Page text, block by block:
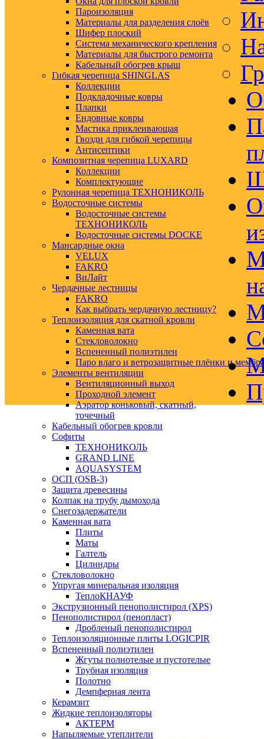
Пароизоляция
Материалы для разделения слоёв
Шифер плоский
Система механического крепления
Материалы для быстрого ремонта
Кабельный обогрев крыш
Гибкая черепица SHINGLAS
Коллекции
Подкладочные ковры
Планки
Ендовные ковры
Мастика приклеивающая
Гвозди для гибкой черепицы
Антисептики
Композитная черепица LUXARD
Коллекции
Комплектующие
Рулонная черепица ТЕХНОНИКОЛЬ
Водосточные системы
Водосточные системы
ТЕХНОНИКОЛЬ
Водосточные системы DOCKE
Мансардные окна
VELUX
FAKRO
ВиЛайт
Чердачные лестницы
FAKRO
Как выбрать чердачную лестницу?
Теплоизоляция для скатной кровли
Каменная вата
Стекловолокно
Вспененный полиэтилен
Паро влаго и ветрозащитные плёнки и
Элементы вентиляции
Вентиляционный выход
Проходной элемент
Аэратор коньковый, скатный,
точечный
Кабельный обогрев кровли
Софиты
ТЕХНОНИКОЛЬ
GRAND LINE
AQUASYSTEM
ОСП (OSB-3)
Защита древесины
Колпак на трубу дымохода
Снегозадержатели
Каменная вата
Плиты
Маты
Галтель
Цилиндры
Стекловолокно
Упругая минеральная изоляция
ТеплоКНАУФ
Экструзионный пенополистирол (XPS)
Пенополистирол (пенопласт)
Дробленый пенополистирол
Теплоизоляционные плиты LOGICPIR
Вспененный полиэтилен
Жгуты полнотелые и пустотелые
Трубная изоляция
Полотно
Демпферная лента
Керамзит
Жидкие теплоизоляторы
АКТЕРМ
Напыляемые утеплители